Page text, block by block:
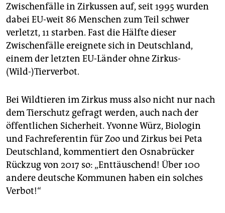
Zwischenfälle in Zirkussen auf, seit 1995 wurden
dabei EU-weit 86 Menschen zum Teil schwer
verletzt, 11 starben. Fast die Hälfte dieser
Zwischenfälle ereignete sich in Deutschland,
einem der letzten EU-Länder ohne Zirkus-
(Wild-)Tierverbot.
Bei Wildtieren im Zirkus muss also nicht nur nach
dem Tierschutz gefragt werden, auch nach der
öffentlichen Sicherheit. Yvonne Würz, Biologin
und Fachreferentin für Zoo und Zirkus bei Peta
Deutschland, kommentiert den Osnabrücker
Rückzug von 2017 so: „Enttäuschend! Über 100
andere deutsche Kommunen haben ein solches
Verbot!“